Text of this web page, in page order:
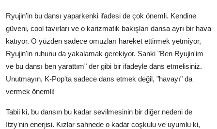
Ryujin'in bu dansı yaparkenki ifadesi de çok önemli. Kendine
güveni, cool tavırları ve o karizmatik bakışları dansa ayrı bir hava
katıyor. O yüzden sadece omuzları hareket ettirmek yetmiyor,
Ryujin'in ruhunu da yakalamak gerekiyor. Sanki "Ben Ryujin'im
ve bu dansı ben yarattım" der gibi bir ifadeyle dans etmelisiniz.
Unutmayın, K-Pop'ta sadece dans etmek değil, "havayı" da
vermek önemli!
Tabii ki, bu dansın bu kadar sevilmesinin bir diğer nedeni de
Itzy'nin enerjisi. Kızlar sahnede o kadar coşkulu ve uyumlu ki,